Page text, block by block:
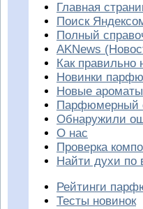
Главная
Поиск
Полный
AKNews
Как правильно
Новинки
Новые
Парфюмерный
Обнаружили
О нас
Проверка
Найти духи по
Рейтинги
Тесты новинок